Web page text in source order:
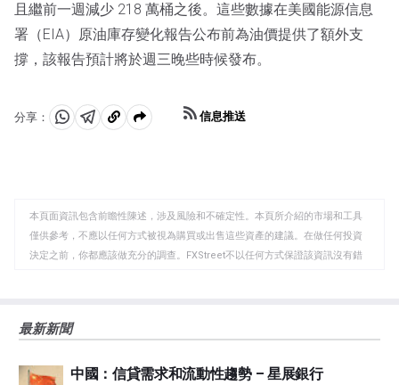
且繼前一週減少 218 萬桶之後。這些數據在美國能源信息
署（EIA）原油庫存變化報告公布前為油價提供了額外支
撐，該報告預計將於週三晚些時候發布。
分享：
分 分 複
板
信息推送
本頁面資訊包含前瞻性陳述，涉及風險和不確定性。本頁所介紹的市場和工具
僅供參考，不應以任何方式被視為購買或出售這些資產的建議。在做任何投資
決定之前，你都應該做充分的調查。FXStreet不以任何方式保證該資訊沒有錯
觀點，並不代表FXStreet或其廣告商的官方政策或立場。作者不對本頁連結的
如果文章正文中沒有明確提到，在撰寫本文時，作者在本文中提到的任何股票
最新新聞
中國：信貸需求和流動性趨勢 – 星展銀行